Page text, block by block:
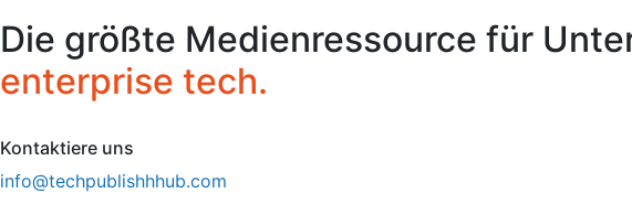
Die größte Medienressource für
enterprise tech.
Kontaktiere uns
info@techpublishhhub.com